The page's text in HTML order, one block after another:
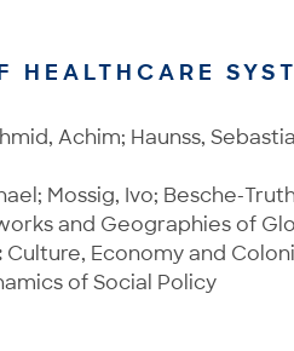
HEALTHCARE
Achim; Haunss,
Mossig, Ivo; Besche-
and Geographies of
Culture, Economy and
of Social Policy